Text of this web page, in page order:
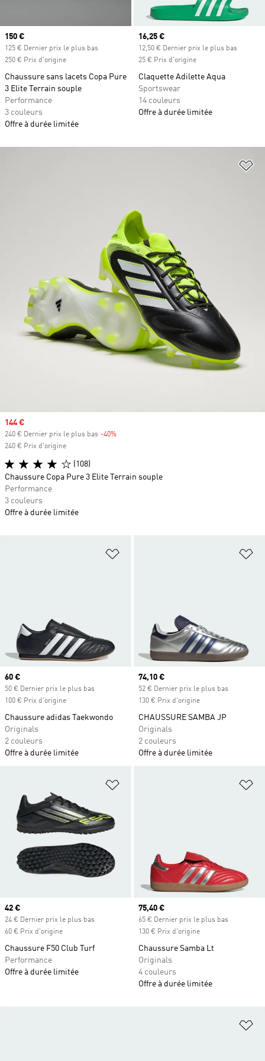
Prix actuel
150 €
125 € Dernier prix le plus bas
250 € Prix d'origine
Chaussure sans lacets Copa Pure
3 Elite Terrain souple
Performance
3 couleurs
Offre à durée limitée
Prix actuel
16,25 €
12,50 € Dernier prix le plus bas
25 € Prix d'origine
Claquette Adilette Aqua
Sportswear
14 couleurs
Offre à durée limitée
Ajouter à la Liste de produits
Prix actuel
60 €
50 € Dernier prix le plus bas
100 € Prix d'origine
Chaussure adidas Taekwondo
Originals
2 couleurs
Offre à durée limitée
Prix actuel
74,10 €
52 € Dernier prix le plus bas
130 € Prix d'origine
CHAUSSURE SAMBA JP
Originals
2 couleurs
Offre à durée limitée
Ajouter à la Liste de produits
Prix actuel
42 €
24 € Dernier prix le plus bas
60 € Prix d'origine
Chaussure F50 Club Turf
Performance
Offre à durée limitée
Prix actuel
75,40 €
65 € Dernier prix le plus bas
130 € Prix d'origine
Chaussure Samba Lt
Originals
4 couleurs
Offre à durée limitée
Prix soldé
144 €
240 € Dernier prix le plus bas -40%
240 € Prix d'origine
(108)
Chaussure Copa Pure 3 Elite Terrain souple
Performance
3 couleurs
Offre à durée limitée